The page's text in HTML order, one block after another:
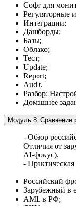
Софт для
Регуляторные
Интеграции;
Дашборды;
Базы;
Облако;
Тест;
Update;
Report;
Audit.
Разбор:
Домашнее
Модуль 8: Сравнение
- Обзор
Отличия от
AI-фокус).
- Практическая
Российский
Зарубежный в
AML в РФ;